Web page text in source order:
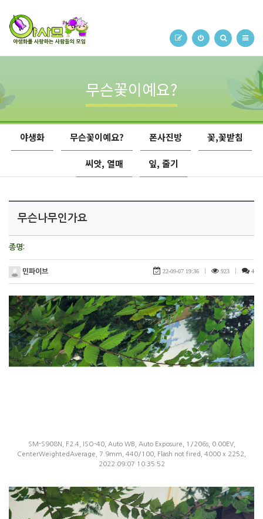
무슨꽃이예요?
야생화 무슨꽃이예요? 폰사진방 꽃,꽃받침
씨앗, 열매 잎, 줄기
무슨나무인가요
종명:
민파이브 22-09-07 19:36 923 4
SM-S908N, F2.4, ISO-40, Auto WB, Auto Exposure, 1/206s, 0.00EV,
CenterWeightedAverage, 7.9mm, 440/100, Flash not fired, 4000 x 2252,
2022:09:07 10:35:52